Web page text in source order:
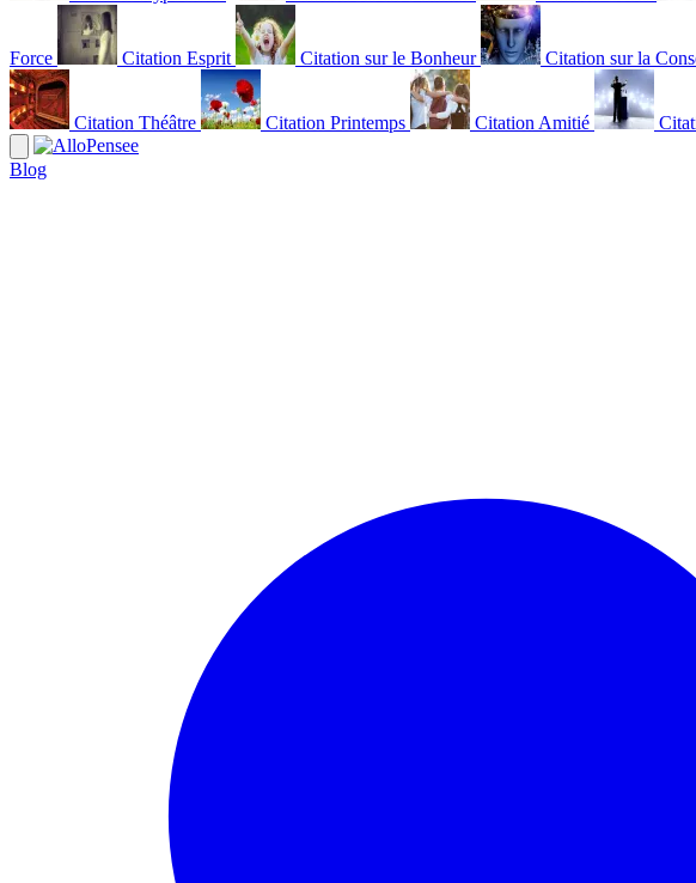
Force Citation Esprit Citation sur le Bonheur Citation sur la
Citation Théâtre Citation Printemps Citation Amitié
Blog